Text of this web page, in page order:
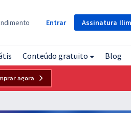
Assinatura
Entrar
Conteúdo gratuito Blog
agora